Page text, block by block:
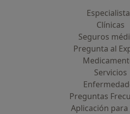
Clínicas
Seguros
Pregunta al
Servicios
Preguntas
Aplicación